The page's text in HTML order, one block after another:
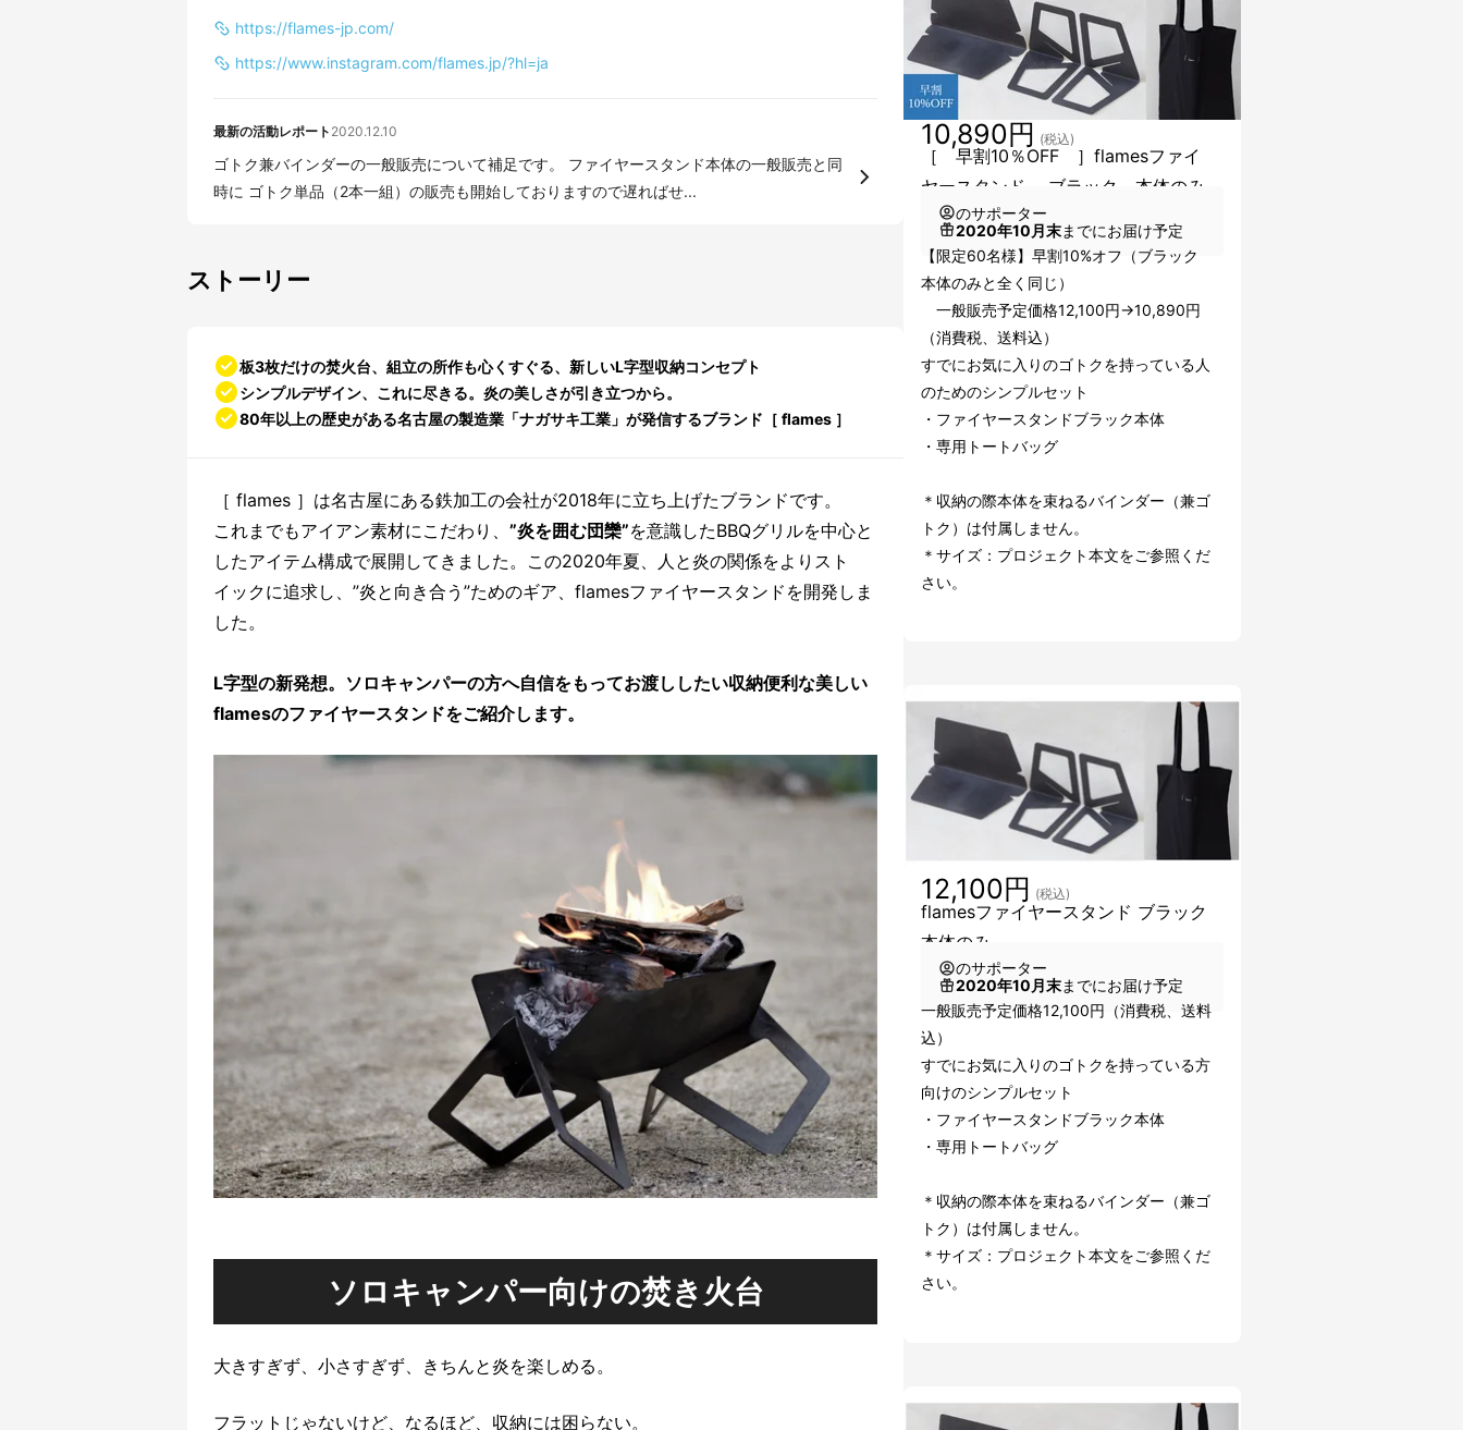
https://flames-jp.com/
https://www.instagram.com/flames.jp/?hl=ja
最新の活動レポート 2020.12.10
ゴトク兼バインダーの一般販売について補足です。 ファイヤースタンド本体の一般販売と同
時に ゴトク単品（2本一組）の販売も開始しておりますので遅ればせ...
ストーリー
板3枚だけの焚火台、組立の所作も心くすぐる、新しいL字型収納コンセプト
シンプルデザイン、これに尽きる。炎の美しさが引き立つから。
80年以上の歴史がある名古屋の製造業「ナガサキ工業」が発信するブランド［ flames ］
［ flames ］は名古屋にある鉄加工の会社が2018年に立ち上げたブランドです。
これまでもアイアン素材にこだわり、 ”炎を囲む団欒”を意識したBBQグリルを中心と
したアイテム構成で展開してきました。この2020年夏、人と炎の関係をよりスト
イックに追求し、”炎と向き合う”ためのギア、flamesファイヤースタンドを開発しま
した。
L字型の新発想。ソロキャンパーの方へ自信をもってお渡ししたい収納便利な美しい
flamesのファイヤースタンドをご紹介します。
ソロキャンパー向けの焚き火台
大きすぎず、小さすぎず、きちんと炎を楽しめる。
フラットじゃないけど、なるほど、収納には困らない。
［ 早割10％OFF ］flamesファイ
ヤースタンド ブラック 本体のみ
10,890円 (税込)
のサポーター
2020年10月末までにお届け予定
【限定60名様】早割10%オフ（ブラック
本体のみと全く同じ）
一般販売予定価格12,100円→10,890円
（消費税、送料込）
すでにお気に入りのゴトクを持っている人
のためのシンプルセット
・ファイヤースタンドブラック本体
・専用トートバッグ
＊収納の際本体を束ねるバインダー（兼ゴ
トク）は付属しません。
＊サイズ：プロジェクト本文をご参照くだ
さい。
flamesファイヤースタンド ブラック
本体のみ
12,100円 (税込)
のサポーター
2020年10月末までにお届け予定
一般販売予定価格12,100円（消費税、送料
込）
すでにお気に入りのゴトクを持っている方
向けのシンプルセット
・ファイヤースタンドブラック本体
・専用トートバッグ
＊収納の際本体を束ねるバインダー（兼ゴ
トク）は付属しません。
＊サイズ：プロジェクト本文をご参照くだ
さい。